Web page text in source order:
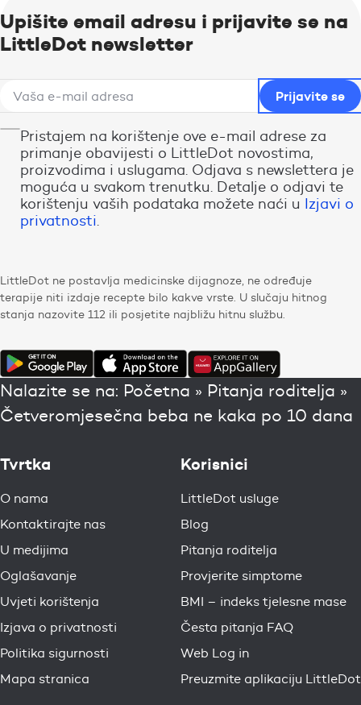
Upišite email adresu i prijavite se na
LittleDot newsletter
Pristajem na korištenje ove e-mail adrese za
primanje obavijesti o LittleDot novostima,
proizvodima i uslugama. Odjava s newslettera je
moguća u svakom trenutku. Detalje o odjavi te
korištenju vaših podataka možete naći u Izjavi o
privatnosti.
LittleDot ne postavlja medicinske dijagnoze, ne određuje
terapije niti izdaje recepte bilo kakve vrste. U slučaju hitnog
stanja nazovite 112 ili posjetite najbližu hitnu službu.
Nalazite se na: Početna » Pitanja roditelja »
Četveromjesečna beba ne kaka po 10 dana
Tvrtka
O nama
Kontaktirajte nas
U medijima
Oglašavanje
Uvjeti korištenja
Izjava o privatnosti
Politika sigurnosti
Mapa stranica
Korisnici
LittleDot usluge
Blog
Pitanja roditelja
Provjerite simptome
BMI – indeks tjelesne mase
Česta pitanja FAQ
Web Log in
Preuzmite aplikaciju LittleDot